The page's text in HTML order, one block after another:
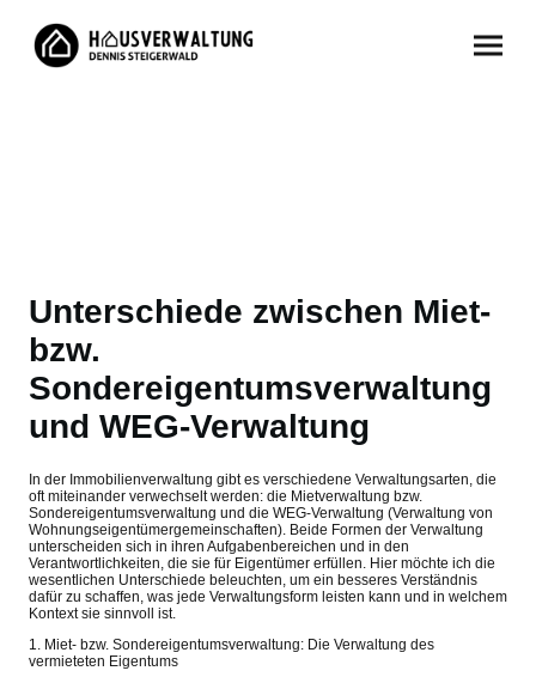
Unterschiede zwischen Miet-
bzw.
Sondereigentumsverwaltung
und WEG-Verwaltung
In der Immobilienverwaltung gibt es verschiedene Verwaltungsarten, die
oft miteinander verwechselt werden: die Mietverwaltung bzw.
Sondereigentumsverwaltung und die WEG-Verwaltung (Verwaltung von
Wohnungseigentümergemeinschaften). Beide Formen der Verwaltung
unterscheiden sich in ihren Aufgabenbereichen und in den
Verantwortlichkeiten, die sie für Eigentümer erfüllen. Hier möchte ich die
wesentlichen Unterschiede beleuchten, um ein besseres Verständnis
dafür zu schaffen, was jede Verwaltungsform leisten kann und in welchem
Kontext sie sinnvoll ist.
1. Miet- bzw. Sondereigentumsverwaltung: Die Verwaltung des
vermieteten Eigentums